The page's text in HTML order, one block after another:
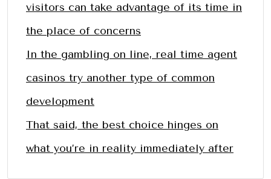
visitors can take advantage of its time in
the place of concerns
In the gambling on line, real time agent
casinos try another type of common
development
That said, the best choice hinges on
what you’re in reality immediately after